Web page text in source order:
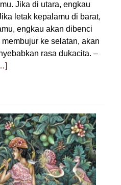
Jika di utara, engkau
letak kepalamu di barat,
engkau akan dibenci
ke selatan, akan
rasa dukacita. –